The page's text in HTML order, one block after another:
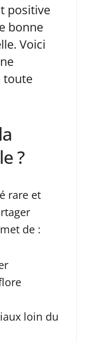
positive
bonne
Voici
toute
?
rare et
de :
loin du